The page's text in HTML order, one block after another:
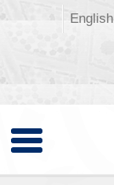
English